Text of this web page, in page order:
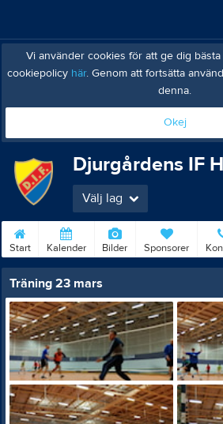
Vi använder cookies för att ge dig
cookiepolicy här. Genom att fortsätta
denna.
Okej
Djurgårdens IF
Välj lag
Start Kalender Bilder Sponsorer
Träning 23 mars